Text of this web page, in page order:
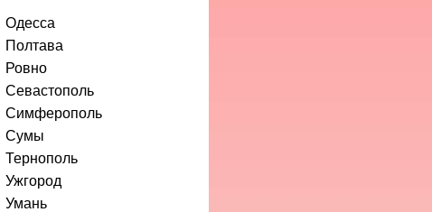
Одесса
Полтава
Ровно
Севастополь
Симферополь
Сумы
Тернополь
Ужгород
Умань